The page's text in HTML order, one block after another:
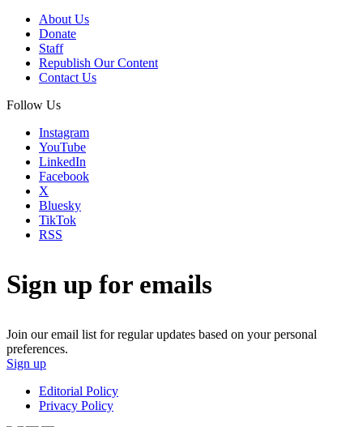
About Us
Donate
Staff
Republish Our Content
Contact Us
Follow Us
Instagram
YouTube
LinkedIn
Facebook
X
Bluesky
TikTok
RSS
Sign up for emails
Join our email list for regular updates based on your personal
preferences.
Sign up
Editorial Policy
Privacy Policy